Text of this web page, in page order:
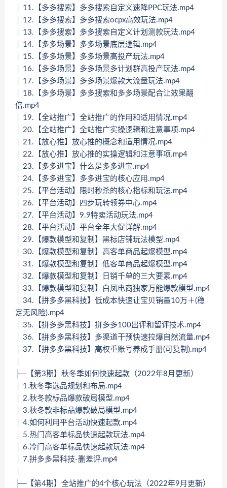
│ 11.【多多搜索】多多搜索自定义速降PPC玩法.mp4
│ 12.【多多搜索】多多搜索ocpx高效玩法.mp4
│ 13.【多多搜索】多多搜索自定义计划测款玩法.mp4
│ 14.【多多场景】多多场景底层逻辑.mp4
│ 15.【多多场景】多多场景高投产玩法.mp4
│ 16.【多多场景】多多场景多计划群高投产玩法.mp4
│ 17.【多多场景】多多场景爆款大流量玩法.mp4
│ 18.【多多场景】多多搜索和多多场景配合让效果翻
倍.mp4
│ 19.【全站推广】全站推广的作用和适用情况.mp4
│ 20.【全站推广】全站推广实操逻辑和注意事项.mp4
│ 21.【放心推】放心推的概念和适用情况.mp4
│ 22.【放心推】放心推的实操逻辑和注意事项.mp4
│ 23.【多多进宝】什么是多多进宝.mp4
│ 24.【多多进宝】多多进宝的核心应用.mp4
│ 25.【平台活动】限时秒杀的核心指标和玩法.mp4
│ 26.【平台活动】四步玩转领券中心.mp4
│ 27.【平台活动】9.9特卖活动玩法.mp4
│ 28.【平台活动】平台全年大促详解.mp4
│ 29.【爆款模型和复制】黑标店铺玩法模型.mp4
│ 30.【爆款模型和复制】高客单商品起爆模型.mp4
│ 31.【爆款模型和复制】低客单商品起爆模型.mp4
│ 32.【爆款模型和复制】日销千单的三大要素.mp4
│ 33.【爆款模型和复制】白凤电商独家万能爆款模型.mp4
│ 34.【拼多多黑科技】低成本快速让宝贝销量10万＋(稳
定无风险).mp4
│ 35.【拼多多黑科技】拼多多100出评和留评技术.mp4
│ 36.【拼多多黑科技】多渠道干预快速拉爆自然流量.mp4
│ 37.【拼多多黑科技】高权重账号养成手册(可复制).mp4
├─【第3期】秋冬季如何快速起款（2022年8月更新）
│ 1.秋冬季选品规划和布局.mp4
│ 2.秋冬款标品爆款破局模型.mp4
│ 3.秋冬款非标品爆款破局模型.mp4
│ 4.如何利用平台活动快速起款.mp4
│ 5.热门高客单标品快速起款玩法.mp4
│ 6.冷门高客单标品快速起款玩法.mp4
│ 7.拼多多黑科技-删差评.mp4
├─【第4期】全站推广的4个核心玩法（2022年9月更新）